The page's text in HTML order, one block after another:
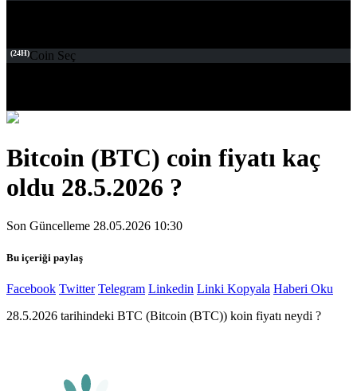
(24H)Coin Seç
Bitcoin (BTC) coin fiyatı kaç
oldu 28.5.2026 ?
Son Güncelleme 28.05.2026 10:30
Bu içeriği paylaş
Facebook Twitter Telegram Linkedin Linki Kopyala Haberi Oku
28.5.2026 tarihindeki BTC (Bitcoin (BTC)) koin fiyatı neydi ?